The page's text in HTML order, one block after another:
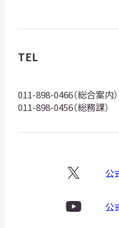
物
館
ゴ
TEL
011-898-0466（総合案内）
011-898-0456（総務課）
X
ゴ
公
Youtube
公